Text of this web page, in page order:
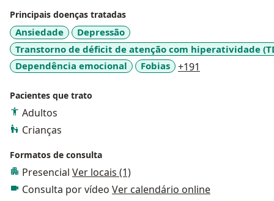
Principais doenças tratadas
Ansiedade
Depressão
Transtorno de déficit de atenção com hiperatividade
Dependência emocional
Fobias +191
Pacientes que trato
Adultos
Crianças
Formatos de consulta
Presencial Ver locais (1)
Consulta por vídeo Ver calendário online